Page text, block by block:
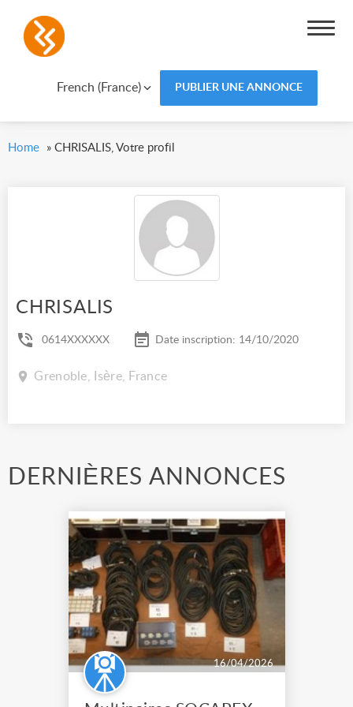
French (France) PUBLIER UNE ANNONCE
Home » CHRISALIS, Votre profil
CHRISALIS
0614XXXXXX Date inscription: 14/10/2020
Grenoble, Isère, France
DERNIÈRES ANNONCES
16/04/2026